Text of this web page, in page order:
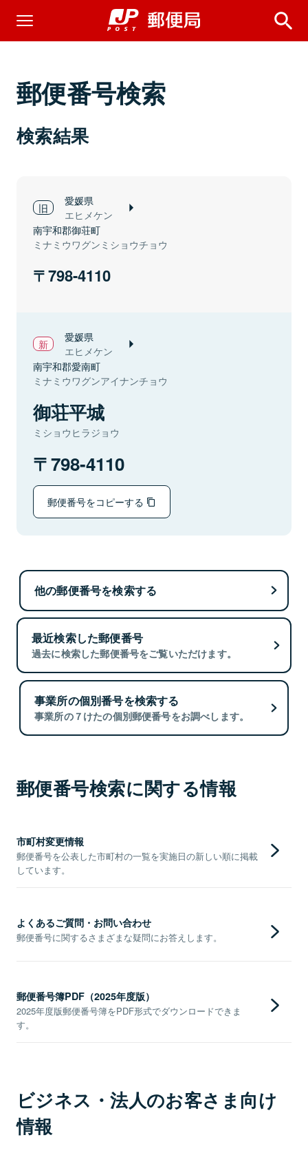
郵便番号検索
検索結果
愛媛県
エヒメケン
南宇和郡御荘町
ミナミウワグンミショウチョウ
798-4110
愛媛県
エヒメケン
南宇和郡愛南町
ミナミウワグンアイナンチョウ
御荘平城
ミショウヒラジョウ
798-4110
郵便番号をコピーする
他の郵便番号を検索する
最近検索した郵便番号
過去に検索した郵便番号をご覧いただけます。
事業所の個別番号を検索する
事業所の７けたの個別郵便番号をお調べします。
郵便番号検索に関する情報
市町村変更情報
郵便番号を公表した市町村の一覧を実施日の新しい順に掲載
しています。
よくあるご質問・お問い合わせ
郵便番号に関するさまざまな疑問にお答えします。
郵便番号簿PDF（2025年度版）
2025年度版郵便番号簿をPDF形式でダウンロードできま
す。
ビジネス・法人のお客さま向け
情報